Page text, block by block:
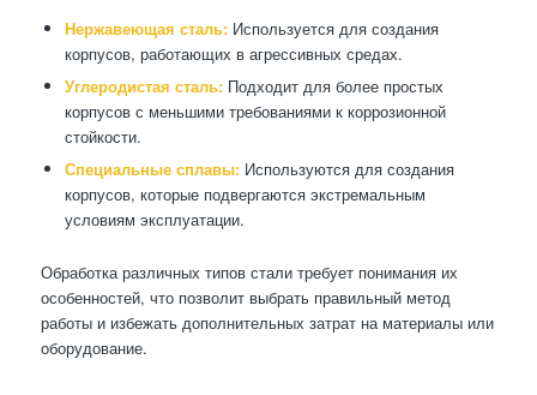
Нержавеющая сталь:Используется для создания
корпусов, работающих в агрессивных средах.
Углеродистая сталь:Подходит для более простых
корпусов с меньшими требованиями к коррозионной
стойкости.
Специальные сплавы:Используются для создания
корпусов, которые подвергаются экстремальным
условиям эксплуатации.
Обработка различных типов стали требует понимания их
особенностей, что позволит выбрать правильный метод
работы и избежать дополнительных затрат на материалы или
оборудование.